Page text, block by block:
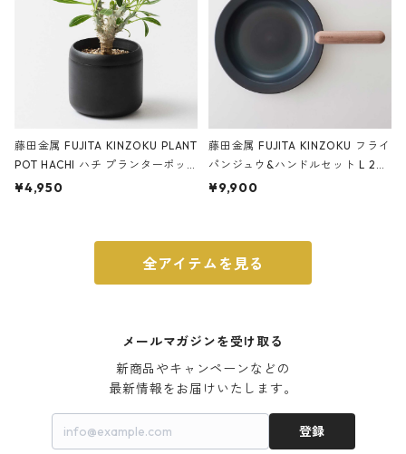
藤田金属 FUJITA KINZOKU PLANT
POT HACHI ハチ プランターポッ
ト 3号 ブラック
¥4,950
藤田金属 FUJITA KINZOKU フライ
パンジュウ&ハンドルセット L 24c
m ガス火・IH対応 鉄フライパン
¥9,900
全アイテムを見る
メールマガジンを受け取る
新商品やキャンペーンなどの
最新情報をお届けいたします。
登録